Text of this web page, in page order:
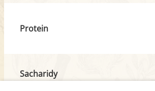
Protein
Sacharidy
z toho cukr